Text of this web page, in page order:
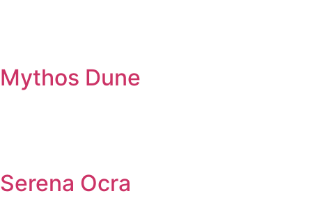
Mythos Dune
Serena Ocra